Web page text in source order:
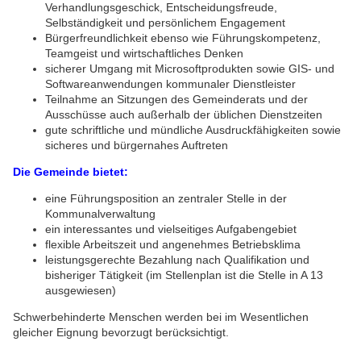
Verhandlungsgeschick, Entscheidungsfreude,
Selbständigkeit und persönlichem Engagement
Bürgerfreundlichkeit ebenso wie Führungskompetenz,
Teamgeist und wirtschaftliches Denken
sicherer Umgang mit Microsoftprodukten sowie GIS- und
Softwareanwendungen kommunaler Dienstleister
Teilnahme an Sitzungen des Gemeinderats und der
Ausschüsse auch außerhalb der üblichen Dienstzeiten
gute schriftliche und mündliche Ausdruckfähigkeiten sowie
sicheres und bürgernahes Auftreten
Die Gemeinde bietet:
eine Führungsposition an zentraler Stelle in der
Kommunalverwaltung
ein interessantes und vielseitiges Aufgabengebiet
flexible Arbeitszeit und angenehmes Betriebsklima
leistungsgerechte Bezahlung nach Qualifikation und
bisheriger Tätigkeit (im Stellenplan ist die Stelle in A 13
ausgewiesen)
Schwerbehinderte Menschen werden bei im Wesentlichen
gleicher Eignung bevorzugt berücksichtigt.